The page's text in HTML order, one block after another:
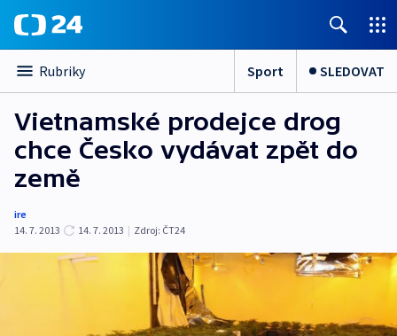
Rubriky Sport SLEDOVAT
Vietnamské prodejce drog
chce Česko vydávat zpět do
země
ire
14. 7. 2013
14. 7. 2013 | Zdroj: ČT24